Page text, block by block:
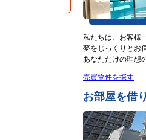
私たちは、お客様
夢をじっくりとお
あなただけの理想
売買物件を探す
お部屋を借